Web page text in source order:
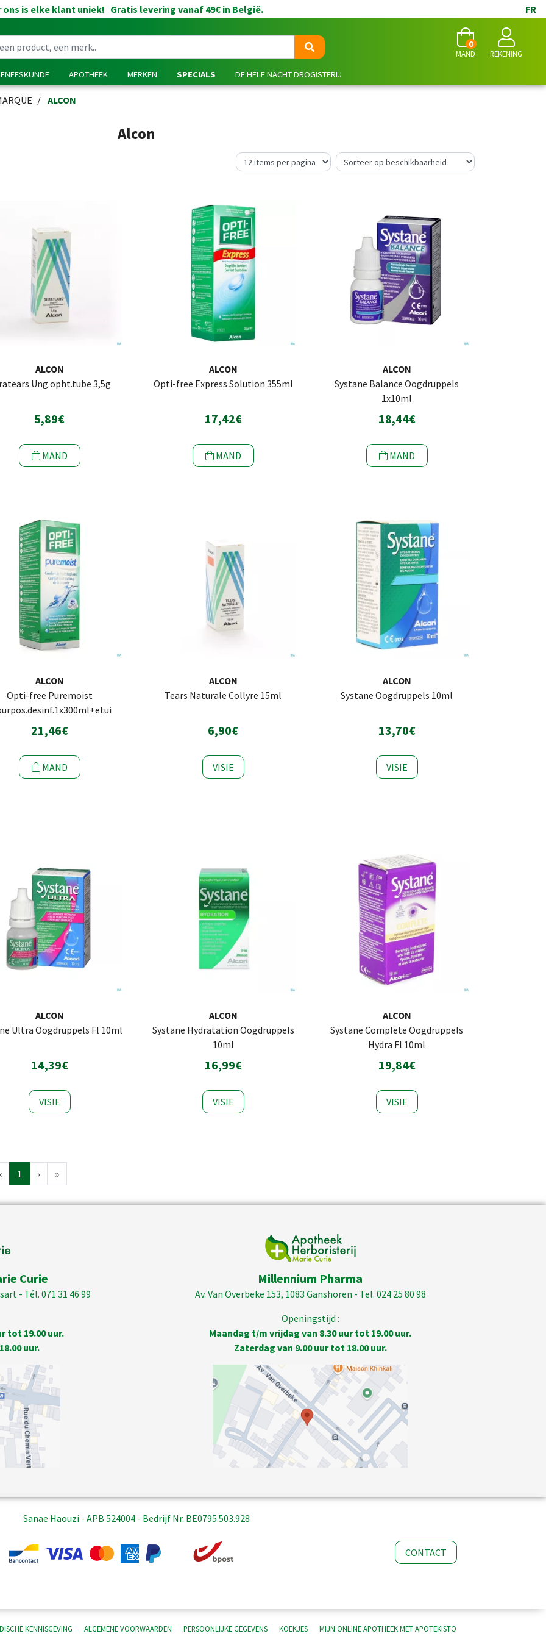
ons is elke klant uniek! Gratis levering vanaf 49€ in België. FR
MAND
0
REKENING
APOTHEEK MERKEN SPECIALS DE HELE NACHT DROGISTERIJ
ALCON
Alcon
ALCON
Ung.opht.tube 3,5g
5,89€
MAND
ALCON
Opti-free Express Solution 355ml
17,42€
MAND
ALCON
Systane Balance Oogdruppels
1x10ml
18,44€
MAND
ALCON
Opti-free Puremoist
21,46€
MAND
ALCON
Tears Naturale Collyre 15ml
6,90€
VISIE
ALCON
Systane Oogdruppels 10ml
13,70€
VISIE
ALCON
Ultra Oogdruppels Fl 10ml
14,39€
VISIE
ALCON
Systane Hydratation Oogdruppels
10ml
16,99€
VISIE
ALCON
Systane Complete Oogdruppels
Hydra Fl 10ml
19,84€
VISIE
‹ 1 › »
Curie
- Tél. 071 31 46 99
tot 19.00 uur.
uur.
Millennium Pharma
Av. Van Overbeke 153, 1083 Ganshoren - Tel. 024 25 80 98
Openingstijd :
Maandag t/m vrijdag van 8.30 uur tot 19.00 uur.
Zaterdag van 9.00 uur tot 18.00 uur.
Sanae Haouzi - APB 524004 - Bedrijf Nr. BE0795.503.928
CONTACT
KENNISGEVING ALGEMENE VOORWAARDEN PERSOONLIJKE GEGEVENS KOEKJES MIJN ONLINE APOTHEEK METAPOTEKISTO